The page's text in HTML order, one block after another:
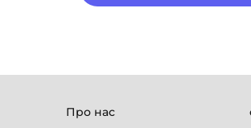
Про нас